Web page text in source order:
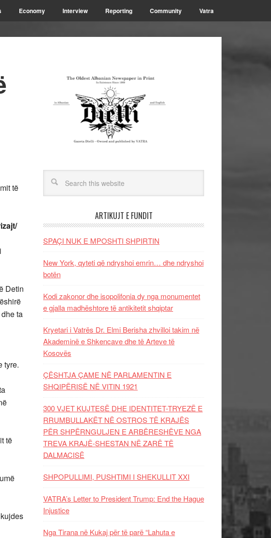
Economy Interview Reporting Community Vatra
të
Detin
ta
tyre.
të
ARTIKUJT E FUNDIT
SPAÇI NUK E MPOSHTI SHPIRTIN
New York, qyteti që ndryshoi emrin… dhe ndryshoi
botën
Kodi zakonor dhe isopolifonia dy nga monumentet
e gjalla madhështore të antikitetit shqiptar
Kryetari i Vatrës Dr. Elmi Berisha zhvilloi takim në
Akademinë e Shkencave dhe të Arteve të
Kosovës
ÇËSHTJA ÇAME NË PARLAMENTIN E
SHQIPËRISË NË VITIN 1921
300 VJET KUJTESË DHE IDENTITET-TRYEZË E
RRUMBULLAKËT NË OSTROS TË KRAJËS
PËR SHPËRNGULJEN E ARBËRESHËVE NGA
TREVA KRAJË-SHESTAN NË ZARË TË
DALMACISË
SHPOPULLIMI, PUSHTIMI I SHEKULLIT XXI
VATRA’s Letter to President Trump: End the Hague
Injustice
Nga Tirana në Kukaj për të parë “Lahuta e